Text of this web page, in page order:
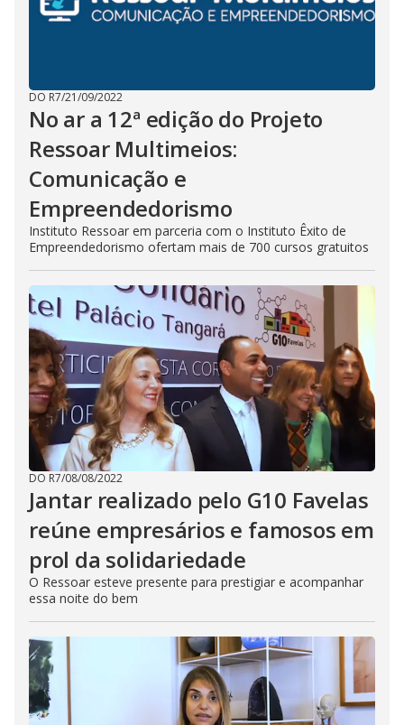
DO R7/21/09/2022
No ar a 12ª edição do Projeto
Ressoar Multimeios:
Comunicação e
Empreendedorismo
Instituto Ressoar em parceria com o Instituto Êxito de
Empreendedorismo ofertam mais de 700 cursos gratuitos
DO R7/08/08/2022
Jantar realizado pelo G10 Favelas
reúne empresários e famosos em
prol da solidariedade
O Ressoar esteve presente para prestigiar e acompanhar
essa noite do bem